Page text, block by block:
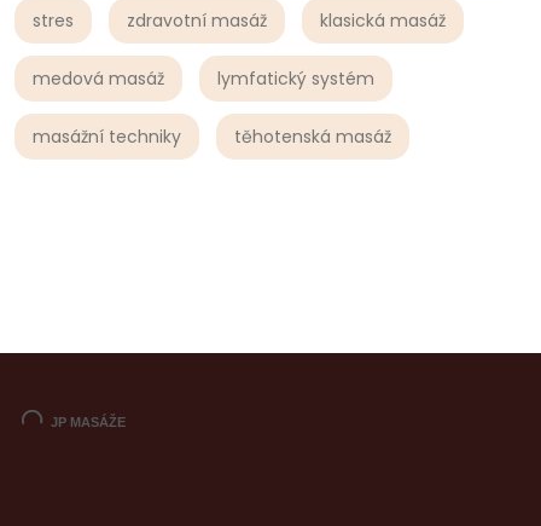
stres zdravotní masáž klasická masáž
medová masáž lymfatický systém
masážní techniky těhotenská masáž